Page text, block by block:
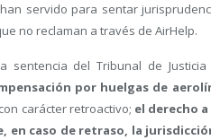
servido para sentar
no reclaman a través de AirHelp.
sentencia del Tribunal de
por huelgas de
carácter retroactivo; el derecho
en caso de retraso, la